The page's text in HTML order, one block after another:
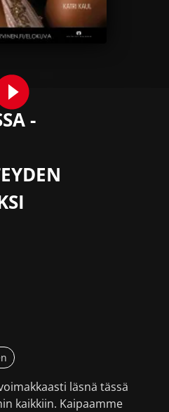
-
läsnä tässä
kaikkiin. Kaipaamme